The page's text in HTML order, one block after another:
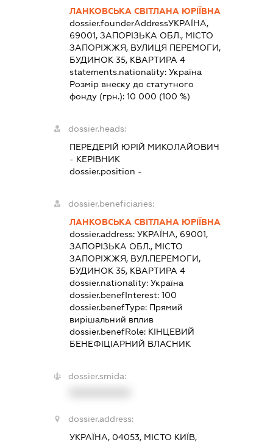
ЛАНКОВСЬКА СВІТЛАНА ЮРІЇВНА
dossier.founderAddressУКРАЇНА,
69001, ЗАПОРІЗЬКА ОБЛ., МІСТО
ЗАПОРІЖЖЯ, ВУЛИЦЯ ПЕРЕМОГИ,
БУДИНОК 35, КВАРТИРА 4
statements.nationality: Україна
Розмір внеску до статутного
фонду (грн.): 10 000 (100 %)
dossier.heads:
ПЕРЕДЕРІЙ ЮРІЙ МИКОЛАЙОВИЧ
- КЕРІВНИК
dossier.position -
dossier.beneficiaries:
ЛАНКОВСЬКА СВІТЛАНА ЮРІЇВНА
dossier.address: УКРАЇНА, 69001,
ЗАПОРІЗЬКА ОБЛ., МІСТО
ЗАПОРІЖЖЯ, ВУЛ.ПЕРЕМОГИ,
БУДИНОК 35, КВАРТИРА 4
dossier.nationality: Україна
dossier.benefInterest: 100
dossier.benefType: Прямий
вирішальний вплив
dossier.benefRole: КІНЦЕВИЙ
БЕНЕФІЦІАРНИЙ ВЛАСНИК
dossier.smida:
dossier.address:
УКРАЇНА, 04053, МІСТО КИЇВ,